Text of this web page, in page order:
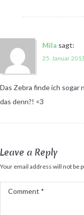
Mila sagt:
25. Januar
Das Zebra finde ich sogar
das denn?! <3
Leave a Reply
Your email address will not be
Comment